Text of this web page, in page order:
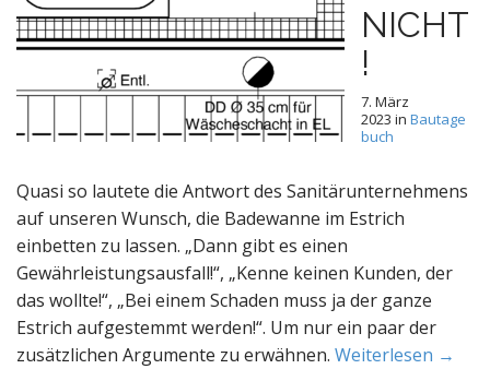
NICHT
!
7. März
2023 in Bautage
buch
Quasi so lautete die Antwort des Sanitärunternehmens
auf unseren Wunsch, die Badewanne im Estrich
einbetten zu lassen. „Dann gibt es einen
Gewährleistungsausfall!“, „Kenne keinen Kunden, der
das wollte!“, „Bei einem Schaden muss ja der ganze
Estrich aufgestemmt werden!“. Um nur ein paar der
zusätzlichen Argumente zu erwähnen. Weiterlesen →